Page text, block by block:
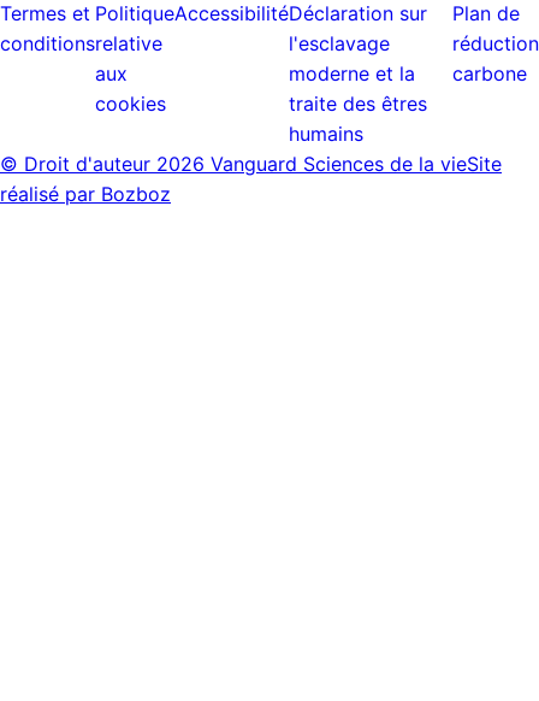
Termes et
conditions
Politique
relative
aux
cookies
AccessibilitéDéclaration sur
l'esclavage
moderne et la
traite des êtres
humains
Plan de
réduction
carbone
© Droit d'auteur 2026 Vanguard Sciences de la vieSite
réalisé par Bozboz